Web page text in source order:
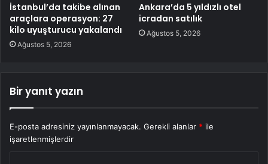
İstanbul’da takibe alınan
araçlara operasyon: 27
kilo uyuşturucu yakalandı
Ağustos 5, 2026
Ankara’da 5 yıldızlı otel
icradan satılık
Ağustos 5, 2026
Bir yanıt yazın
E-posta adresiniz yayınlanmayacak. Gerekli alanlar * ile
işaretlenmişlerdir